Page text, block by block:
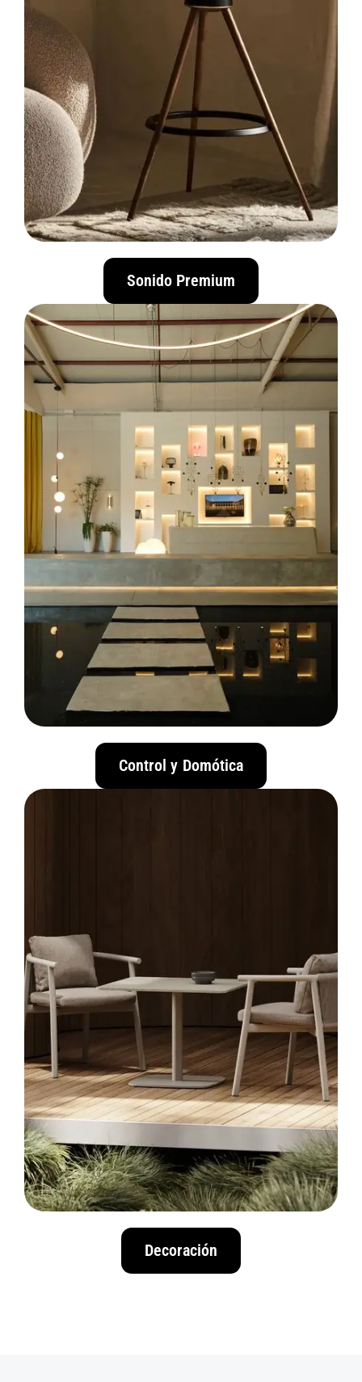
Sonido Premium
Control y Domótica
Decoración